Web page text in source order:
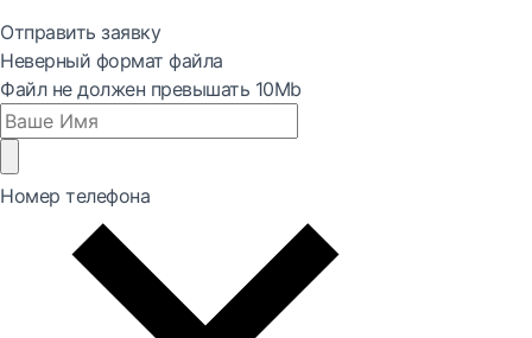
Отправить заявку
Неверный формат файла
Файл не должен превышать 10Mb
Номер телефона